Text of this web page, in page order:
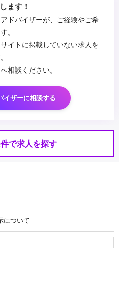
成果（視聴完了率/CV/エンゲージ
に対応し、最適な判断ができる方
ランドなど、他職種メンバーと建
ます！
ドバイザーが、ご経験やご希
。
イトに掲載していない求人を
相談ください。
イザーに相談する
で求人を探す
について